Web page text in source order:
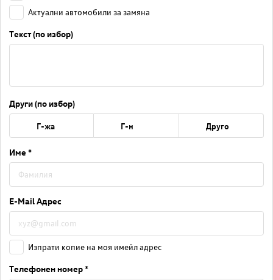
Актуални автомобили за замяна
Текст (по избор)
Други (по избор)
Г-жа Г-н Друго
Име *
E-Mail Адрес
Изпрати копие на моя имейл адрес
Телефонен номер *